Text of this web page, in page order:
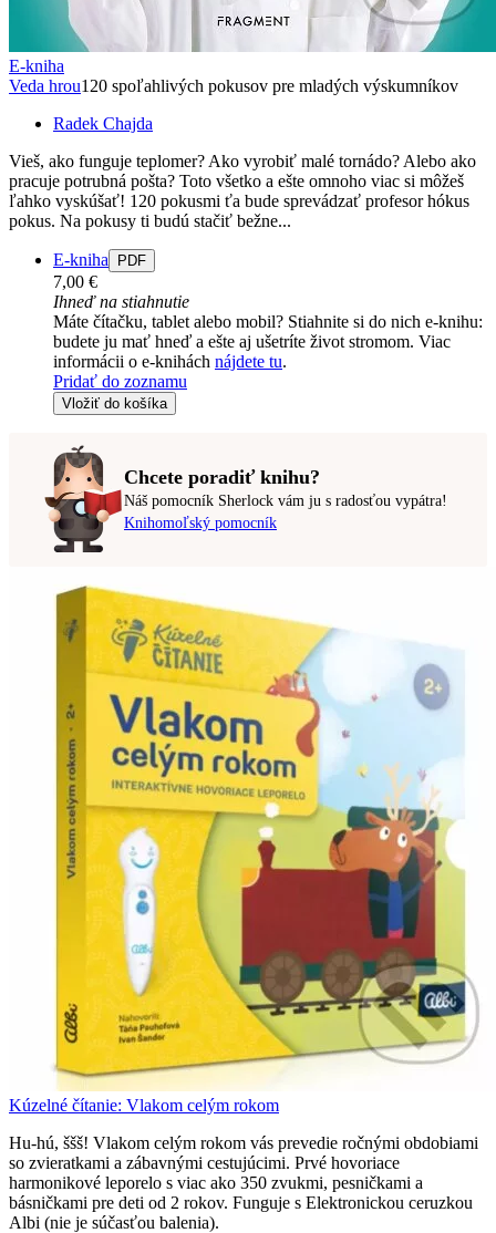
E-kniha
Veda hrou120 spoľahlivých pokusov pre mladých výskumníkov
Radek Chajda
Vieš, ako funguje teplomer? Ako vyrobiť malé tornádo? Alebo ako
pracuje potrubná pošta? Toto všetko a ešte omnoho viac si môžeš
ľahko vyskúšať! 120 pokusmi ťa bude sprevádzať profesor hókus
pokus. Na pokusy ti budú stačiť bežne...
E-kniha PDF
7,00 €
Ihneď na stiahnutie
Máte čítačku, tablet alebo mobil? Stiahnite si do nich e-knihu:
budete ju mať hneď a ešte aj ušetríte život stromom. Viac
informácii o e-knihách nájdete tu.
Pridať do zoznamu
Vložiť do košíka
Chcete poradiť knihu?
Náš pomocník Sherlock vám ju s radosťou vypátra!
Knihomoľský pomocník
Kúzelné čítanie: Vlakom celým rokom
Hu-hú, ššš! Vlakom celým rokom vás prevedie ročnými obdobiami
so zvieratkami a zábavnými cestujúcimi. Prvé hovoriace
harmonikové leporelo s viac ako 350 zvukmi, pesničkami a
básničkami pre deti od 2 rokov. Funguje s Elektronickou ceruzkou
Albi (nie je súčasťou balenia).